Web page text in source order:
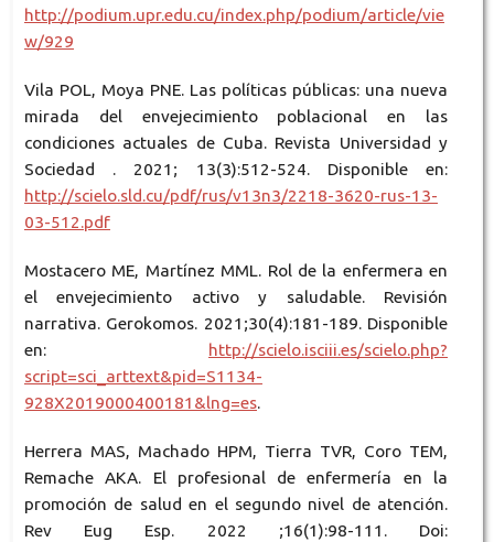
http://podium.upr.edu.cu/index.php/podium/article/vie
w/929
Vila POL, Moya PNE. Las políticas públicas: una nueva
mirada del envejecimiento poblacional en las
condiciones actuales de Cuba. Revista Universidad y
Sociedad . 2021; 13(3):512-524. Disponible en:
http://scielo.sld.cu/pdf/rus/v13n3/2218-3620-rus-13-
03-512.pdf
Mostacero ME, Martínez MML. Rol de la enfermera en
el envejecimiento activo y saludable. Revisión
narrativa. Gerokomos. 2021;30(4):181-189. Disponible
en: http://scielo.isciii.es/scielo.php?
script=sci_arttext&pid=S1134-
928X2019000400181&lng=es.
Herrera MAS, Machado HPM, Tierra TVR, Coro TEM,
Remache AKA. El profesional de enfermería en la
promoción de salud en el segundo nivel de atención.
Rev Eug Esp. 2022 ;16(1):98-111. Doi: